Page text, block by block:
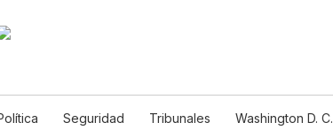
Seguridad Tribunales Washington D. C.